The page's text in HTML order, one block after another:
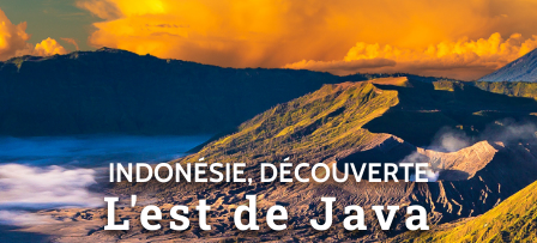
INDONÉSIE, DÉCOUVERTE
L'est de Java